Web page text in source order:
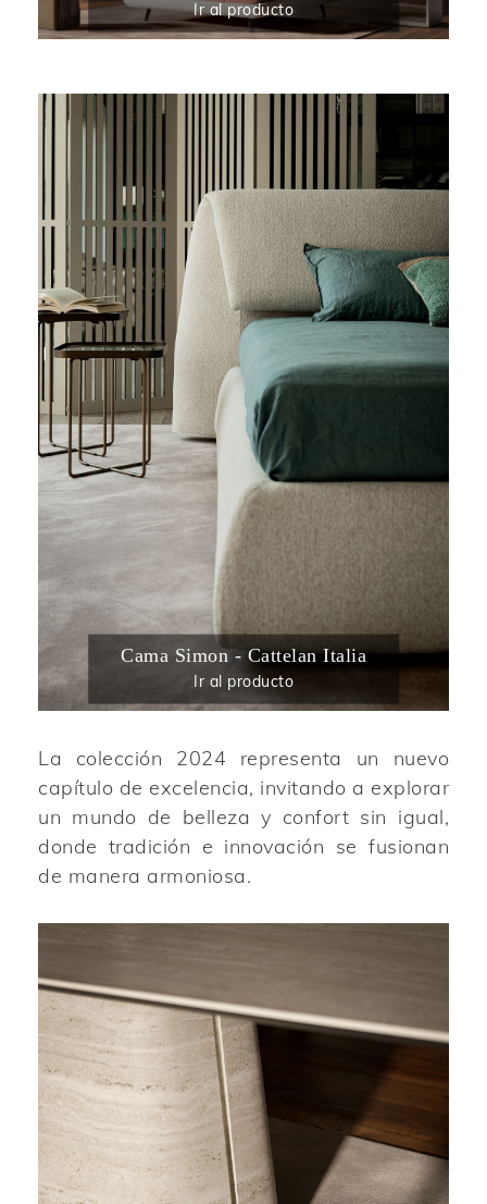
Ir al producto
Cama Simon - Cattelan Italia
Ir al producto
La colección 2024 representa un nuevo
capítulo de excelencia, invitando a explorar
un mundo de belleza y confort sin igual,
donde tradición e innovación se fusionan
de manera armoniosa.